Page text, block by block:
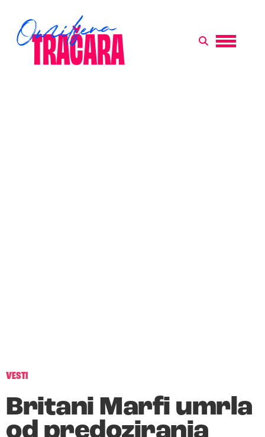
VESTI
Britani Marfi umrla
od predoziranja